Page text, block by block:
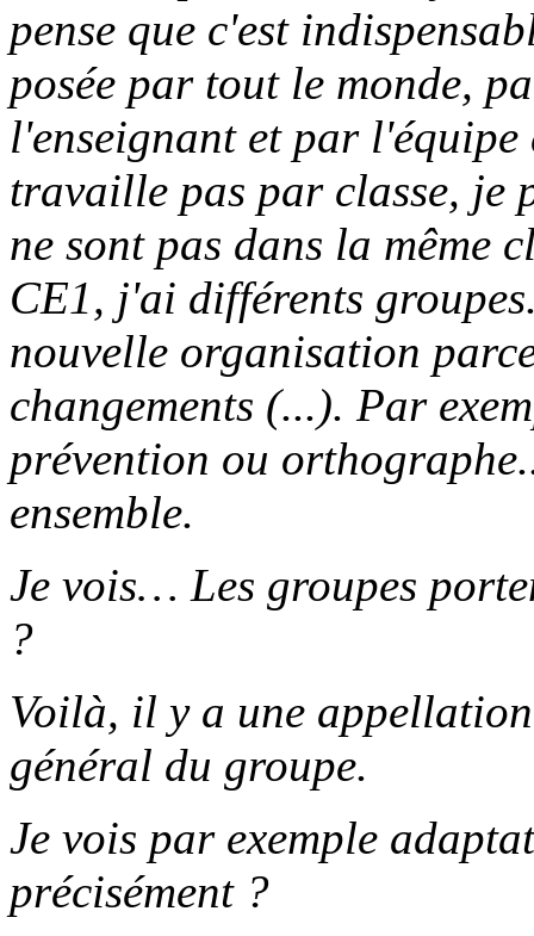
pense que c'est
posée par tout le monde,
l'enseignant et par
travaille pas par classe, je
ne sont pas dans la même
CE1, j'ai différents
nouvelle organisation
changements (...). Par
prévention ou
ensemble.
Je vois… Les groupes
?
Voilà, il y a une
général du groupe.
Je vois par exemple
précisément ?